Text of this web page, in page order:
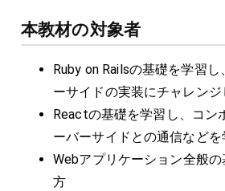
本教材の対象者
Ruby on Railsの基礎を学習
ーサイドの実装にチャレン
Reactの基礎を学習し、コン
ーバーサイドとの通信など
Webアプリケーション全般
方